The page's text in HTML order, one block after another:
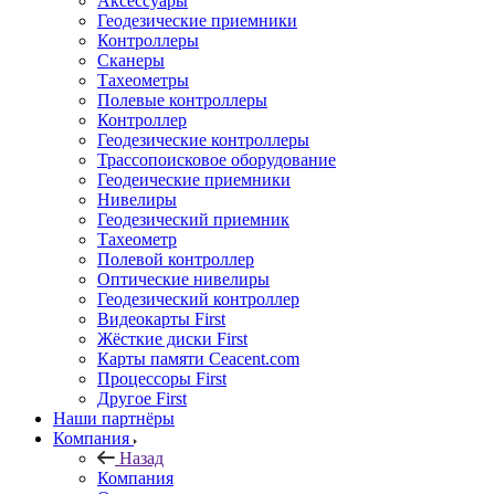
Геодезические приемники
Контроллеры
Сканеры
Тахеометры
Полевые контроллеры
Контроллер
Геодезические контроллеры
Трассопоисковое оборудование
Геодеические приемники
Нивелиры
Геодезический приемник
Тахеометр
Полевой контроллер
Оптические нивелиры
Геодезический контроллер
Видеокарты First
Жёсткие диски First
Карты памяти Ceacent.com
Процессоры First
Другое First
Наши партнёры
Компания
Назад
Компания